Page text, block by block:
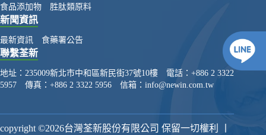
食品添加物
胜肽類原料
新聞資訊
最新資訊 食藥署公告
聯繫荃新
地址： 235009新北市中和區新民街37號10樓 電話： +886 2 3322
5957 傳真： +886 2 3322 5956 信箱： info@newin.com.tw
copyright ©2026台灣荃新股份有限公司 保留一切權利 丨